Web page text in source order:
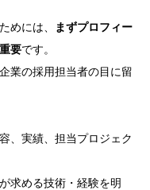
めには、
まずプロフィー
要です。
業の採用担当者の目に留
、実績、担当プロジェク
求める技術・経験を明